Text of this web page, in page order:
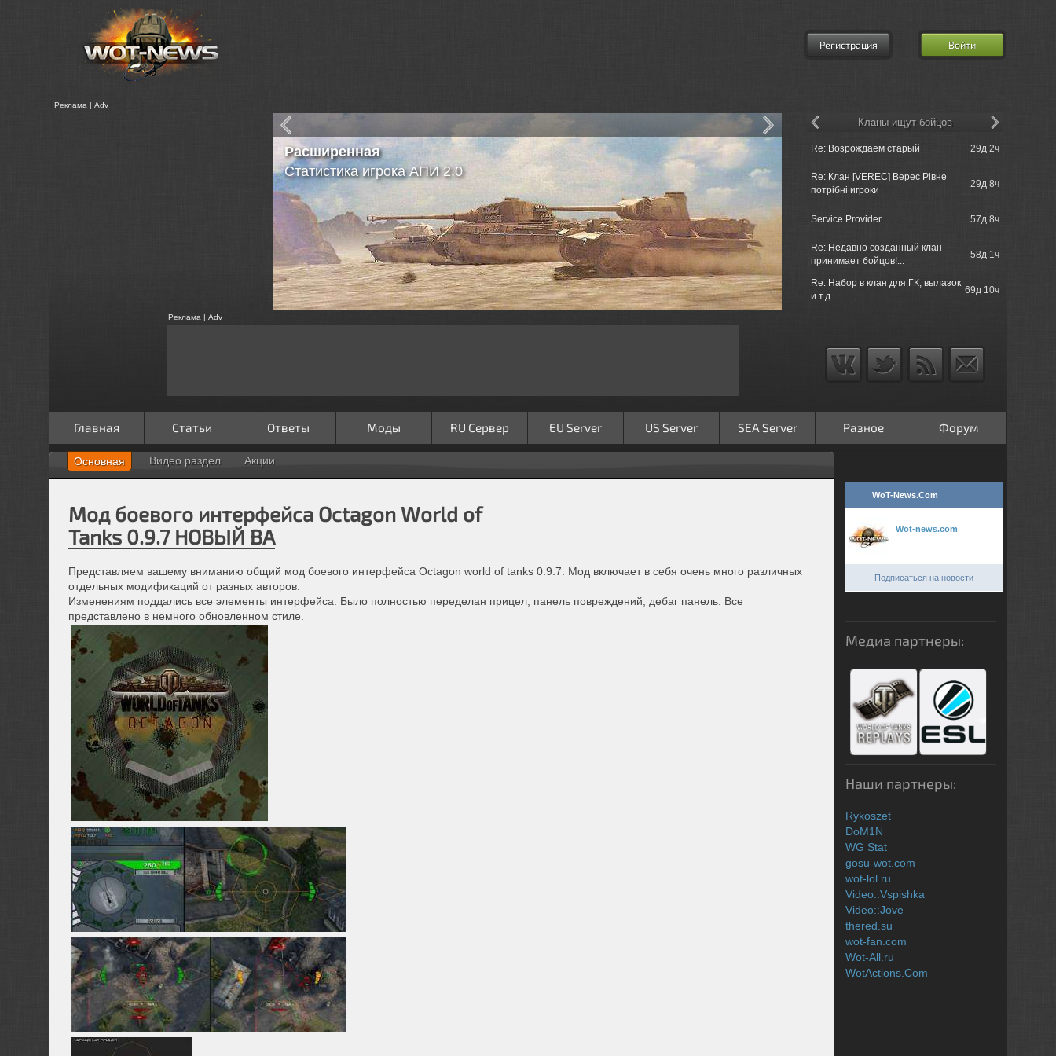
Регистрация Войти
Реклама | Adv
Сравнение
Различных версий игры
Re: Возрождаем старый 29д 2ч
Re: Клан [VEREC] Верес Рівне
потрібні игроки
29д 8ч
Service Provider 57д 8ч
Re: Недавно созданный клан
принимает бойцов!...
58д 1ч
Re: Набор в клан для ГК, вылазок
и т.д
69д 10ч
Кланы ищут бойцов
Реклама | Adv
Главная Статьи Ответы Моды RU Сервер EU Server US Server SEA Server Разное Форум
Основная Видео раздел Акции
Мод боевого интерфейса Octagon World of
Tanks 0.9.7 НОВЫЙ ВА
Представляем вашему вниманию общий мод боевого интерфейса Octagon world of tanks 0.9.7. Мод включает в себя очень много различных
отдельных модификаций от разных авторов.
Изменениям поддались все элементы интерфейса. Было полностью переделан прицел, панель повреждений, дебаг панель. Все
представлено в немного обновленном стиле.
WoT-News.Com
Wot-news.com
Подписаться на новости
Медиа партнеры:
Наши партнеры:
Rykoszet
DoM1N
WG Stat
gosu-wot.com
wot-lol.ru
Video::Vspishka
Video::Jove
thered.su
wot-fan.com
Wot-All.ru
WotActions.Com